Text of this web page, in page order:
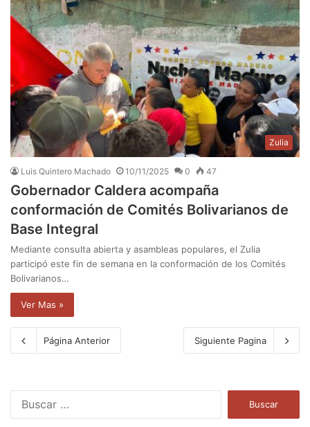
Zulia
Luis Quintero Machado 10/11/2025 0 47
Gobernador Caldera acompaña
conformación de Comités Bolivarianos de
Base Integral
Mediante consulta abierta y asambleas populares, el Zulia
participó este fin de semana en la conformación de los Comités
Bolivarianos…
Ver Mas »
Página Anterior Siguiente Pagina